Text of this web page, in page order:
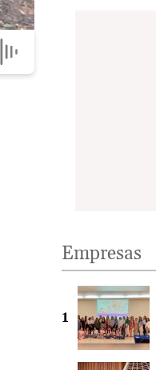
Empresas